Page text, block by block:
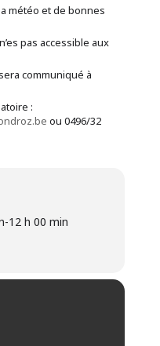
météo et de bonnes
pas accessible aux
communiqué à
:
ou 0496/32
-12 h 00 min